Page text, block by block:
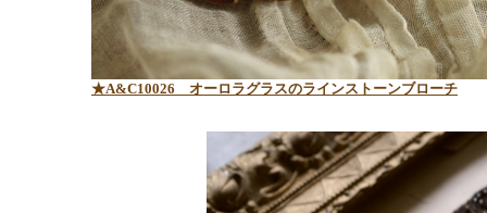
★A&C10026 オーロラグラスのラインストーンブローチ